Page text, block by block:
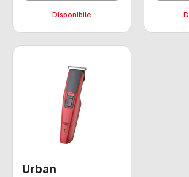
Disponibile
Urban